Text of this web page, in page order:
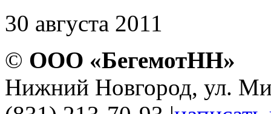
30 августа 2011
© ООО «БегемотНН»
Нижний Новгород, ул.